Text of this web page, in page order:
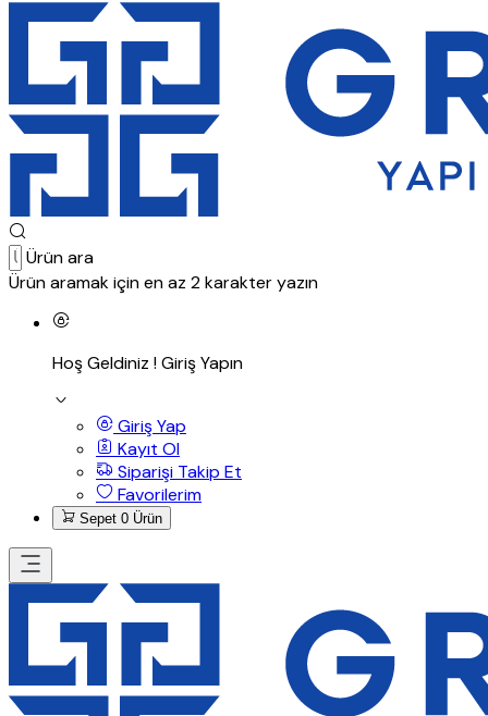
Ürün ara
Ürün aramak için en az 2 karakter yazın
Hoş Geldiniz !Giriş Yapın
Giriş Yap
Kayıt Ol
Siparişi Takip Et
Favorilerim
Sepet 0 Ürün